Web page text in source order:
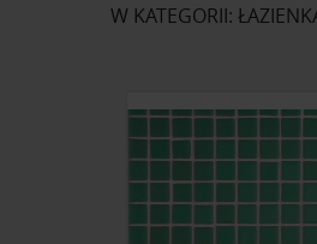
W KATEGORII: